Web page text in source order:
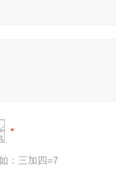
：三加四=7